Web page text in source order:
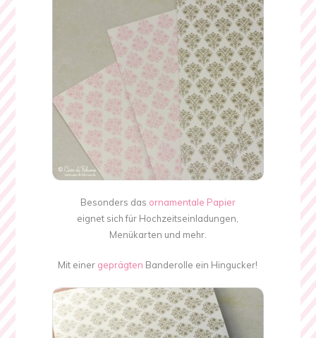
Besonders das ornamentale Papier
eignet sich für Hochzeitseinladungen,
Menükarten und mehr.
Mit einer geprägten Banderolle ein Hingucker!